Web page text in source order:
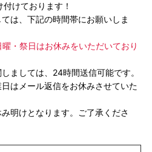
けております！
は、下記の時間帯にお願いしま
・祭日はお休みをいただいており
ましては、24時間送信可能です。
はメール返信をお休みさせていた
明けとなります。ご了承くださ